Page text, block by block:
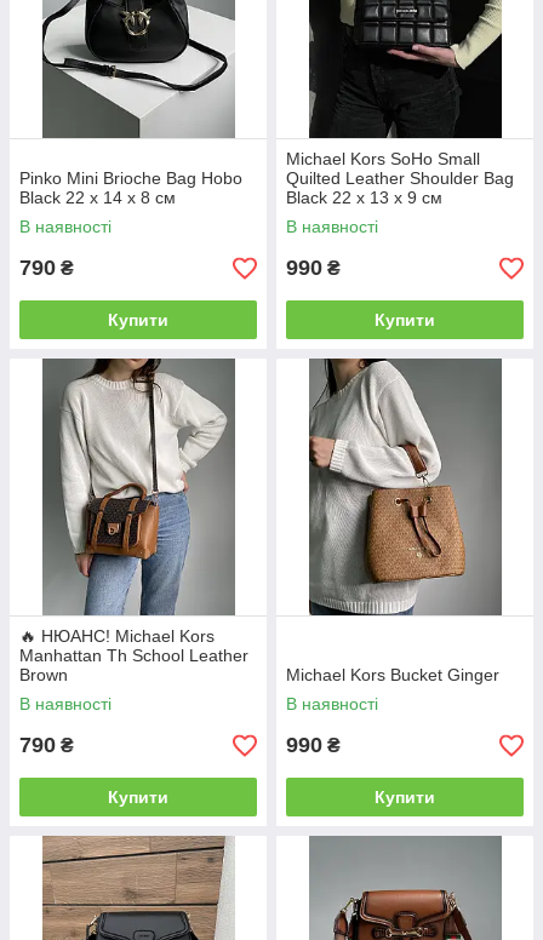
Pinko Mini Brioche Bag Hobo
Black 22 x 14 x 8 см
В наявності
790 ₴
Купити
Michael Kors SoHo Small
Quilted Leather Shoulder Bag
Black 22 х 13 х 9 см
В наявності
990 ₴
Купити
🔥 НЮАНС! Michael Kors
Manhattan Th School Leather
Brown
В наявності
790 ₴
Купити
Michael Kors Bucket Ginger
В наявності
990 ₴
Купити